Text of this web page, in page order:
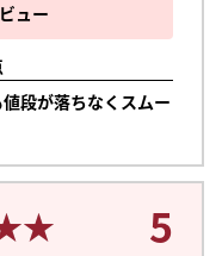
ュー
段が落ちなくスムー
5